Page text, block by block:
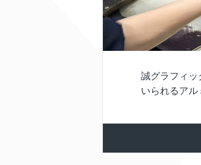
誠グラフィッ
いられるア